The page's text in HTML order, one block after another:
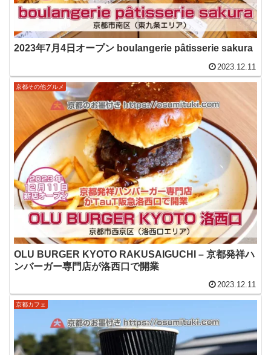
2023年7月4日オープン boulangerie pâtisserie sakura
2023.12.11
京都その他グルメ
OLU BURGER KYOTO RAKUSAIGUCHI – 京都発祥ハ
ンバーガー専門店が洛西口で開業
2023.12.11
京都カフェ